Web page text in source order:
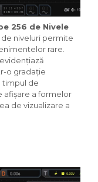
256 de Nivele
de niveluri permite
rare.
o gradație
timpul de
afișare a formelor
de vizualizare a